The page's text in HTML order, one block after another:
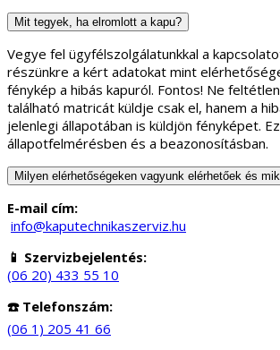
Mit tegyek, ha elromlott a kapu?
Vegye fel ügyfélszolgálatunkkal a
részünkre a kért adatokat mint
fénykép a hibás kapuról. Fontos! Ne
található matricát küldje csak el, hanem a
jelenlegi állapotában is küldjön fényképet.
állapotfelmérésben és a beazonosításban.
Milyen elérhetőségeken vagyunk elérhetőek és
E-mail cím:
info@kaputechnikaszerviz.hu
📱 Szervizbejelentés:
(06 20) 433 55 10
☎️ Telefonszám:
(06 1) 205 41 66